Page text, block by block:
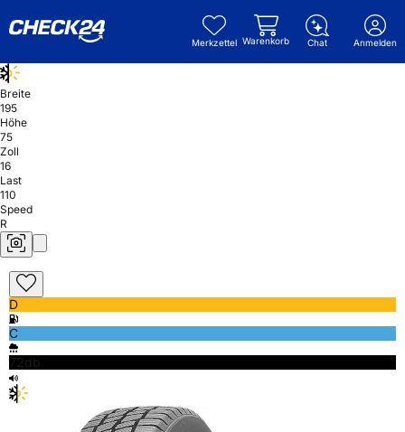
Merkzettel Warenkorb Chat Anmelden
Breite
195
Höhe
75
Zoll
16
Last
110
Speed
R
D
C
72db